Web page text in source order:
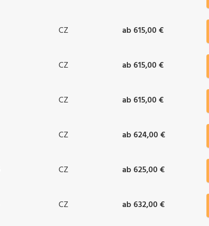
CZ ab 615,00 €
CZ ab 615,00 €
CZ ab 615,00 €
CZ ab 624,00 €
CZ ab 625,00 €
CZ ab 632,00 €